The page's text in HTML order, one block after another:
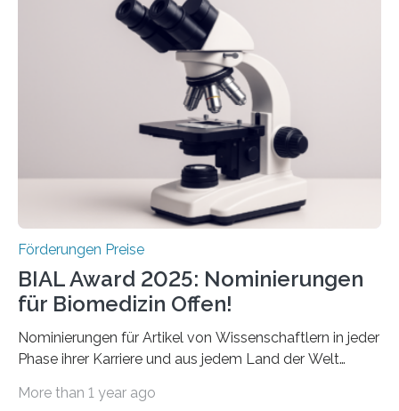
Schlaganfallforschung, um die Behandlung der
Betroffenen zu verbessern. Dazu schreibt sie auch in
diesem Jahr wieder deutschlandweit den Hentschel-
Preis aus. Er richtet sich gezielt an jüngere
Forscherinnen und Forscher unter 40 Jahren. Geehrt
werden soll eine herausragende Doktorarbeit oder eine
hochrangige wissenschaftliche Publikation zum Thema
Förderungen Preise
BIAL Award 2025: Nominierungen
für Biomedizin Offen!
Nominierungen für Artikel von Wissenschaftlern in jeder
Phase ihrer Karriere und aus jedem Land der Welt
Leben gerufen, um die bemerkenswertesten
More than 1 year ago